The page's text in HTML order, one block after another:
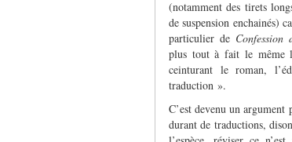
(notamment des tirets
de suspension enchainés)
particulier de Confession
plus tout à fait le même
ceinturant le roman,
traduction ».
C’est devenu un argument
durant de traductions,